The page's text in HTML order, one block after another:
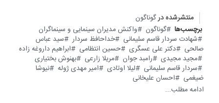
منتشرشده درگوناگون
برچسب‌ها
گوناگون
واکنش مدیران سینمایی و سینماگران
شهادت سردار قاسم سلیمانی
خداحافظ سردار
سید عباس
صالحی
دکتر علی عسگری حسین انتظامی
ابراهیم داروغه زاده
مجید مجیدی
رامبد جوان مریلا زارعی
بهنوش بختیاری
سردار قاسم سلیمانی
لیلا اوتادی امیر مهدی ژوله
نیوشا
ضیغمی
احسان علیخانی
ادامه مطلب...